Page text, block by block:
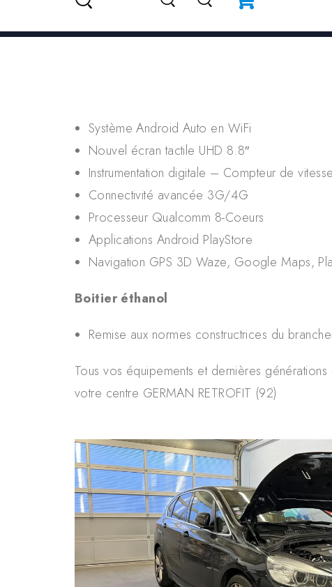
Système Android Auto en WiFi
Nouvel écran tactile UHD 8.8″
Instrumentation digitale – Compteur de
Connectivité avancée 3G/4G
Processeur Qualcomm 8-Coeurs
Applications Android PlayStore
Navigation GPS 3D Waze, Google Maps,
Boitier éthanol
Remise aux normes constructrices du
Tous vos équipements et dernières
votre centre GERMAN RETROFIT (92)